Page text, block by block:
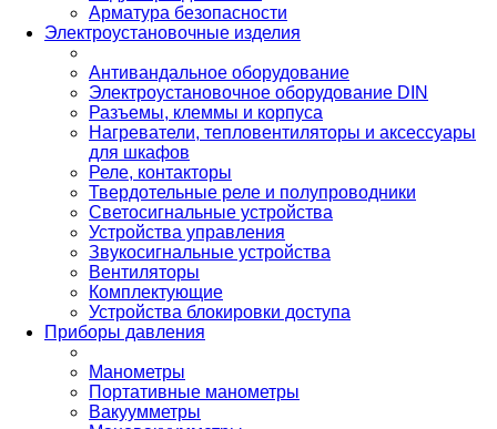
Арматура безопасности
Электроустановочные изделия
Антивандальное оборудование
Электроустановочное оборудование DIN
Разъемы, клеммы и корпуса
Нагреватели, тепловентиляторы и аксессуары
для шкафов
Реле, контакторы
Твердотельные реле и полупроводники
Светосигнальные устройства
Устройства управления
Звукосигнальные устройства
Вентиляторы
Комплектующие
Устройства блокировки доступа
Приборы давления
Манометры
Портативные манометры
Вакуумметры